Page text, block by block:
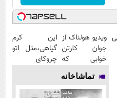
ویدیو هولناک از
جوان کارتن
خوابی که
میلیاردر شد.
آموزش رایگان
این کرم
گیاهی،مثل اتو
چروکای
تماشاخانه